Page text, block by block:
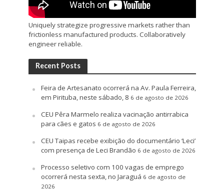
Uniquely strategize progressive markets rather than
frictionless manufactured products. Collaboratively
engineer reliable.
Recent Posts
Feira de Artesanato ocorrerá na Av. Paula Ferreira,
em Pirituba, neste sábado, 8 6 de agosto de 2026
CEU Pêra Marmelo realiza vacinação antirrabica
para cães e gatos 6 de agosto de 2026
CEU Taipas recebe exibição do documentário ‘Leci’
com presença de Leci Brandão 6 de agosto de 2026
Processo seletivo com 100 vagas de emprego
ocorrerá nesta sexta, no Jaraguá 6 de agosto de
2026